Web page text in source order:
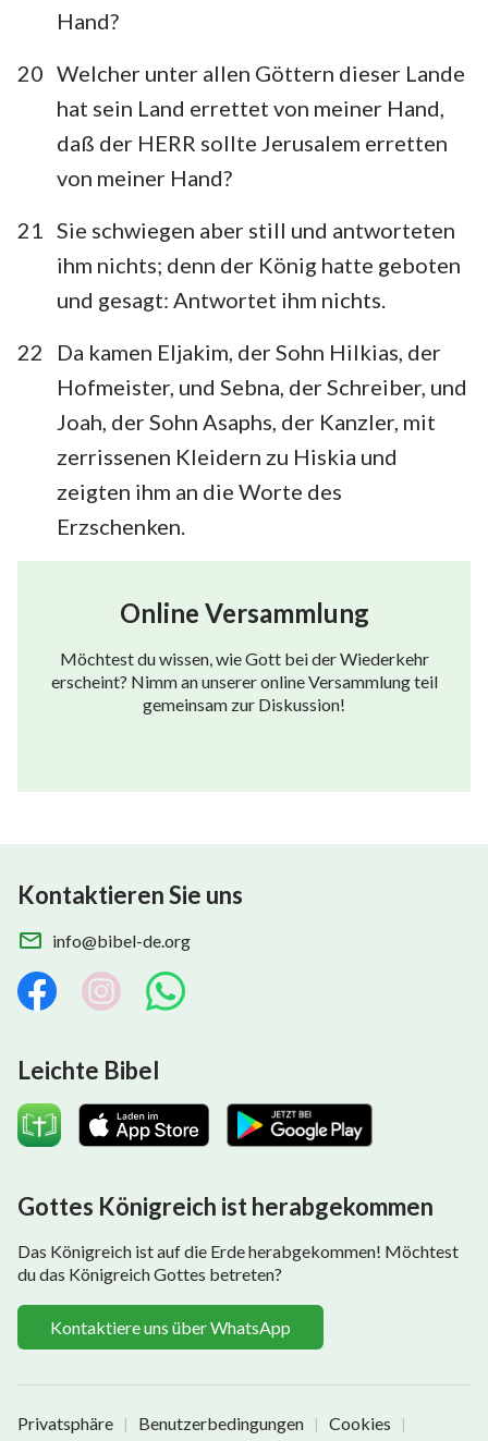
Hand?
20 Welcher unter allen Göttern dieser Lande
hat sein Land errettet von meiner Hand,
daß der HERR sollte Jerusalem erretten
von meiner Hand?
21
Sie schwiegen aber still und antworteten
ihm nichts; denn der König hatte geboten
und gesagt: Antwortet ihm nichts.
22
Da kamen Eljakim, der Sohn Hilkias, der
Hofmeister, und Sebna, der Schreiber, und
Joah, der Sohn Asaphs, der Kanzler, mit
zerrissenen Kleidern zu Hiskia und
zeigten ihm an die Worte des
Erzschenken.
Online Versammlung
Möchtest du wissen, wie Gott bei der Wiederkehr
erscheint? Nimm an unserer online Versammlung teil
gemeinsam zur Diskussion!
Kontaktieren Sie uns
info@bibel-de.org
Leichte Bibel
Gottes Königreich ist herabgekommen
Das Königreich ist auf die Erde herabgekommen! Möchtest
du das Königreich Gottes betreten?
Kontaktiere uns über WhatsApp
Privatsphäre | Benutzerbedingungen | Cookies |